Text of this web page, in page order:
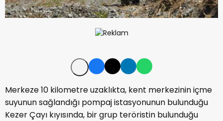
Merkeze 10 kilometre uzaklıkta, kent merkezinin içme
suyunun sağlandığı pompaj istasyonunun bulunduğu
Kezer Çayı kıyısında, bir grup teröristin bulunduğu